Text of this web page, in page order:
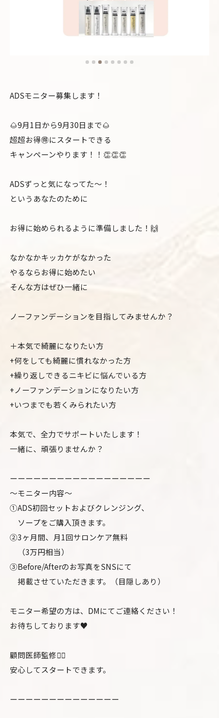
ADSモニター募集します！
🌰9月1日から9月30日まで🌰
超超お得🉐にスタートできる
キャンペーンやります！！👏👏👏
ADSずっと気になってた～！
というあなたのために
お得に始められるように準備しました！🙌
なかなかキッカケがなかった
やるならお得に始めたい
そんな方はぜひ一緒に
ノーファンデーションを目指してみませんか？
＋本気で綺麗になりたい方
+何をしても綺麗に慣れなかった方
+繰り返しできるニキビに悩んでいる方
+ノーファンデーションになりたい方
+いつまでも若くみられたい方
本気で、全力でサポートいたします！
一緒に、頑張りませんか？
ーーーーーーーーーーーーーーーーーー
〜モニター内容～
①ADS初回セットおよびクレンジング、
ソープをご購入頂きます。
②3ヶ月間、月1回サロンケア無料
（3万円相当）
③Before/Afterのお写真をSNSにて
掲載させていただきます。（目隠しあり）
モニター希望の方は、DMにてご連絡ください！
お待ちしております♥
顧問医師監修🧑‍⚕️
安心してスタートできます。
ーーーーーーーーーーーーーー